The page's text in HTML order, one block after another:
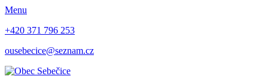
Menu
+420 371 796 253
ousebecice@seznam.cz